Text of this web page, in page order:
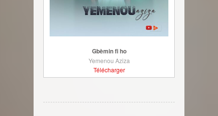
Gbèmin fi ho
Yemenou Aziza
Télécharger